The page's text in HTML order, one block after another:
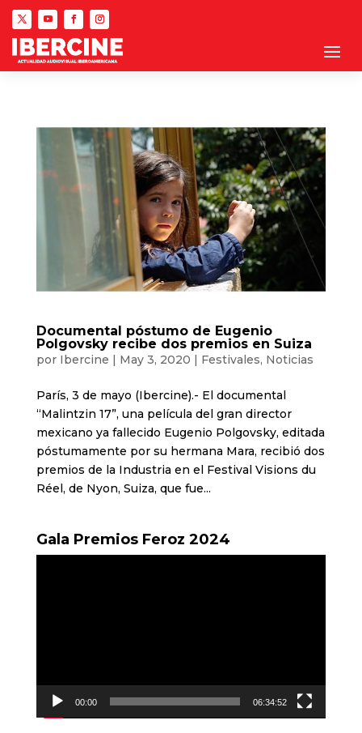
Documental póstumo de Eugenio
Polgovsky recibe dos premios en Suiza
por Ibercine | May 3, 2020 | Festivales, Noticias
París, 3 de mayo (Ibercine).- El documental
“Malintzin 17”, una película del gran director
mexicano ya fallecido Eugenio Polgovsky, editada
póstumamente por su hermana Mara, recibió dos
premios de la Industria en el Festival Visions du
Réel, de Nyon, Suiza, que fue...
Gala Premios Feroz 2024
00:00 06:34:52